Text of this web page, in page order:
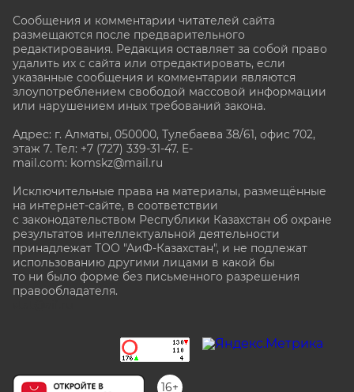
Сообщения и комментарии читателей сайта
размещаются после предварительного
редактирования. Редакция оставляет за собой право
удалить их с сайта или отредактировать, если
указанные сообщения и комментарии являются
злоупотреблением свободой массовой информации
или нарушением иных требований закона.
Адрес: г. Алматы, 050000, Тулебаева 38/61, офис 702,
этаж 7. Тел: +7 (727) 339-31-47. E-
mail.com: komskz@mail.ru
Исключительные права на материалы, размещённые
на интернет-сайте, в соответствии
с законодательством Республики Казахстан об охране
результатов интеллектуальной деятельности
принадлежат ТОО "АиФ-Казахстан", и не подлежат
использованию другими лицами в какой бы
то ни было форме без письменного разрешения
правообладателя.
16+